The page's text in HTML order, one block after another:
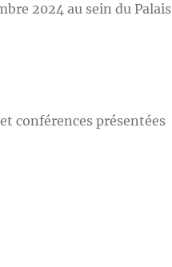
2024 au sein du Palais
conférences présentées